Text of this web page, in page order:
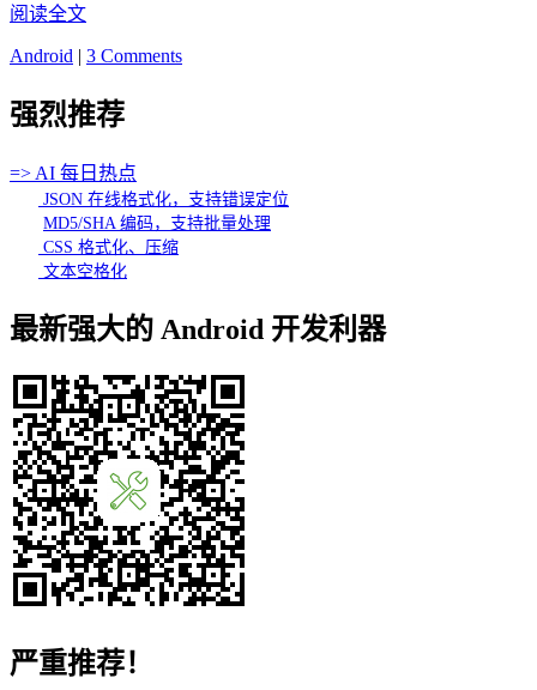
阅读全文
Android | 3 Comments
强烈推荐
=> AI 每日热点
JSON 在线格式化，支持错误定位
MD5/SHA 编码，支持批量处理
CSS 格式化、压缩
文本空格化
最新强大的 Android 开发利器
严重推荐！